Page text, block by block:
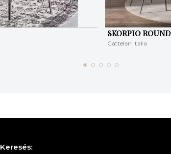
SKORPIO ROUND
Cattelan Italia
Keresés: